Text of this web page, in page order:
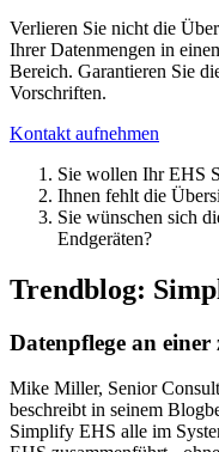
Verlieren Sie nicht die
Ihrer Datenmengen in
Bereich. Garantieren Sie
Vorschriften.
Kontakt aufnehmen
Sie wollen Ihr EHS
Ihnen fehlt die
Sie wünschen sich
Endgeräten?
Trendblog:
Datenpflege an einer
Mike Miller, Senior
beschreibt in seinem
Simplify EHS alle im